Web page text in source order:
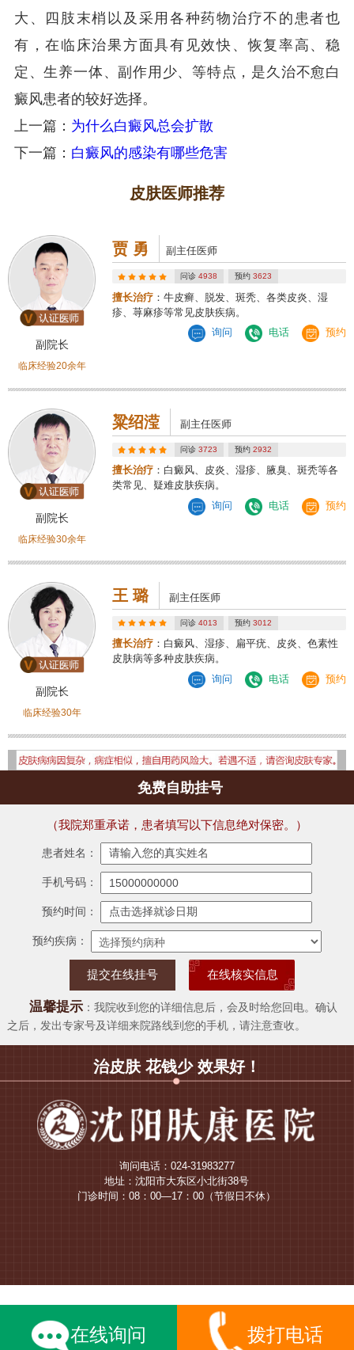
大、四肢末梢以及采用各种药物治疗不的患者也
有，在临床治果方面具有见效快、恢复率高、稳
定、生养一体、副作用少、等特点，是久治不愈白
癜风患者的较好选择。
上一篇： 为什么白癜风总会扩散
下一篇： 白癜风的感染有哪些危害
皮肤医师推荐
副院长
临床经验20余年
贾 勇 副主任医师
问诊4938 预约 3623
擅长治疗 ：牛皮癣、脱发、斑秃、各类皮炎、湿
疹、荨麻疹等常见皮肤疾病。
询问
电话 预约
副院长
临床经验30余年
粱绍滢 副主任医师
问诊3723 预约 2932
擅长治疗 ：白癜风、皮炎、湿疹、腋臭、斑秃等各
类常见、疑难皮肤疾病。
询问
电话 预约
副院长
临床经验30年
王 璐 副主任医师
问诊4013 预约 3012
擅长治疗 ：白癜风、湿疹、扁平疣、皮炎、色素性
皮肤病等多种皮肤疾病。
询问
电话 预约
免费自助挂号
（我院郑重承诺，患者填写以下信息绝对保密。）
患者姓名：
手机号码：
预约时间：
预约疾病：
在线核实信息
温馨提示：我院收到您的详细信息后，会及时给您回电。确认
之后，发出专家号及详细来院路线到您的手机，请注意查收。
治皮肤 花钱少 效果好！
询问电话：024-31983277
地址：沈阳市大东区小北街38号
门诊时间：08：00—17：00（节假日不休）
在线询问 拨打电话